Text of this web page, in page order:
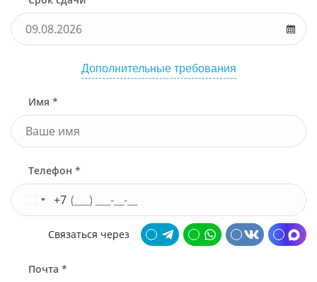
Дополнительные требования
Имя *
Телефон *
+7
Связаться через
Почта *